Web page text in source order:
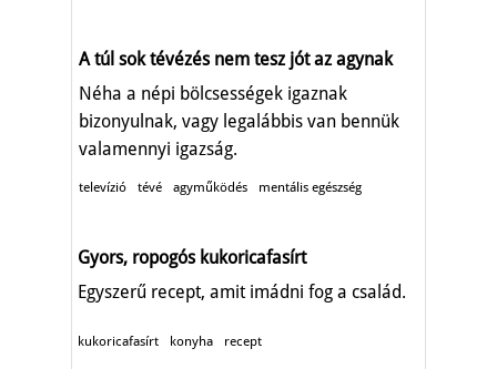
A túl sok tévézés nem tesz jót az agynak
Néha a népi bölcsességek igaznak
bizonyulnak, vagy legalábbis van bennük
valamennyi igazság.
televízió tévé agyműködés mentális egészség
Gyors, ropogós kukoricafasírt
Egyszerű recept, amit imádni fog a család.
kukoricafasírt konyha recept